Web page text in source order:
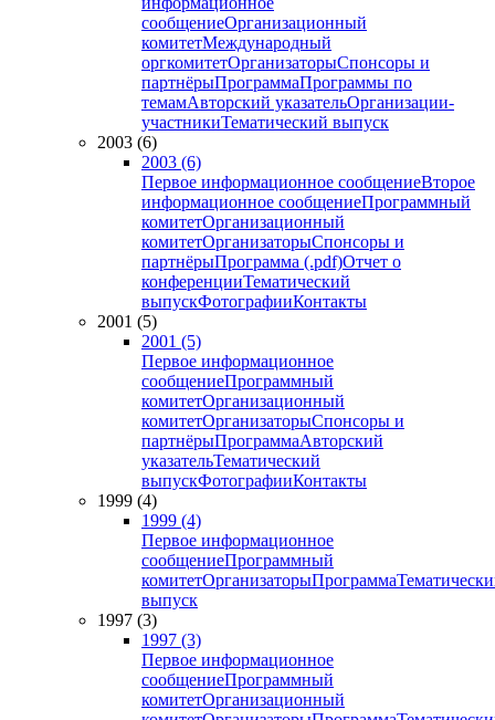
сообщениеОрганизационный
комитетМеждународный
оргкомитетОрганизаторыСпонсоры и
партнёрыПрограммаПрограммы по
темамАвторский указательОрганизации-
участникиТематический выпуск
2003 (6)
2003 (6)
Первое информационное сообщениеВторое
информационное сообщениеПрограммный
комитетОрганизационный
комитетОрганизаторыСпонсоры и
партнёрыПрограмма (.pdf)Отчет о
конференцииТематический
выпускФотографииКонтакты
2001 (5)
2001 (5)
Первое информационное
сообщениеПрограммный
комитетОрганизационный
комитетОрганизаторыСпонсоры и
партнёрыПрограммаАвторский
указательТематический
выпускФотографииКонтакты
1999 (4)
1999 (4)
Первое информационное
сообщениеПрограммный
комитетОрганизаторыПрограмма
выпуск
1997 (3)
1997 (3)
Первое информационное
сообщениеПрограммный
комитетОрганизационный